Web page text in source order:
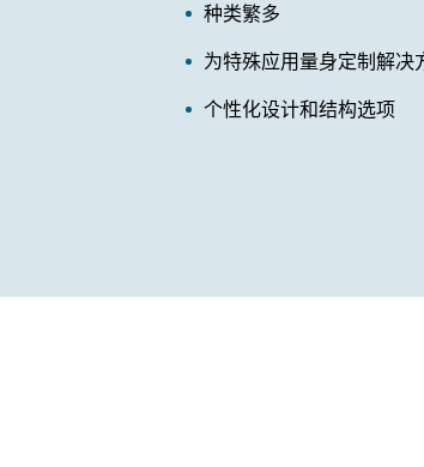
种类繁多
为特殊应用量身定制解决
个性化设计和结构选项